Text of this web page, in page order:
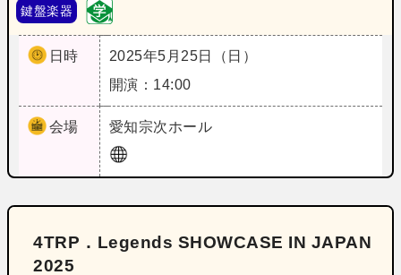
鍵盤楽器
日時
2025年5月25日（日）
開演：14:00
会場 愛知宗次ホール
4TRP．Legends SHOWCASE IN JAPAN
2025